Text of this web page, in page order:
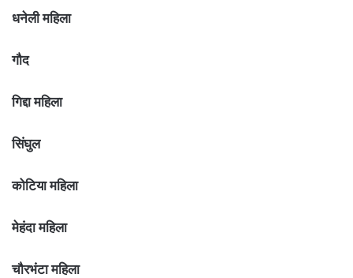
धनेली महिला
गौद
गिद्दा महिला
सिंघुल
कोटिया महिला
मेहंदा महिला
चौरभंटा महिला